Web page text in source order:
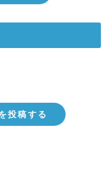
投稿する